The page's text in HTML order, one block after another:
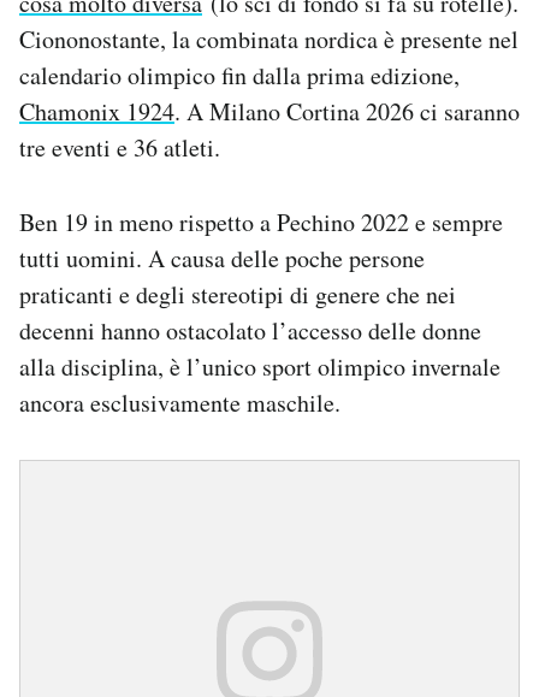
Ciononostante, la combinata nordica è presente nel
calendario olimpico fin dalla prima edizione,
Chamonix 1924. A Milano Cortina 2026 ci saranno
tre eventi e 36 atleti.
Ben 19 in meno rispetto a Pechino 2022 e sempre
tutti uomini. A causa delle poche persone
praticanti e degli stereotipi di genere che nei
decenni hanno ostacolato l’accesso delle donne
alla disciplina, è l’unico sport olimpico invernale
ancora esclusivamente maschile.